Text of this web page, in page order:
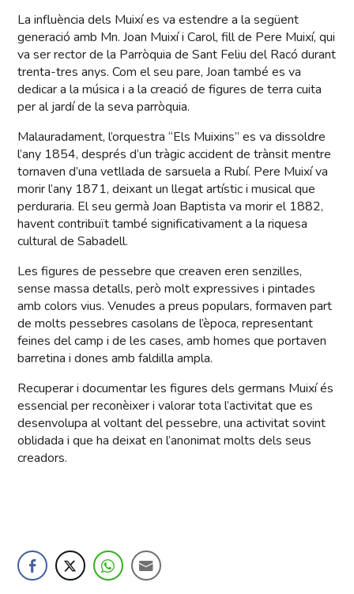
La influència dels Muixí es va estendre a la següent
generació amb Mn. Joan Muixí i Carol, fill de Pere Muixí, qui
va ser rector de la Parròquia de Sant Feliu del Racó durant
trenta-tres anys. Com el seu pare, Joan també es va
dedicar a la música i a la creació de figures de terra cuita
per al jardí de la seva parròquia.
Malauradament, l’orquestra “Els Muixins” es va dissoldre
l’any 1854, després d’un tràgic accident de trànsit mentre
tornaven d’una vetllada de sarsuela a Rubí. Pere Muixí va
morir l’any 1871, deixant un llegat artístic i musical que
perduraria. El seu germà Joan Baptista va morir el 1882,
havent contribuït també significativament a la riquesa
cultural de Sabadell.
Les figures de pessebre que creaven eren senzilles,
sense massa detalls, però molt expressives i pintades
amb colors vius. Venudes a preus populars, formaven part
de molts pessebres casolans de l’època, representant
feines del camp i de les cases, amb homes que portaven
barretina i dones amb faldilla ampla.
Recuperar i documentar les figures dels germans Muixí és
essencial per reconèixer i valorar tota l’activitat que es
desenvolupa al voltant del pessebre, una activitat sovint
oblidada i que ha deixat en l’anonimat molts dels seus
creadors.